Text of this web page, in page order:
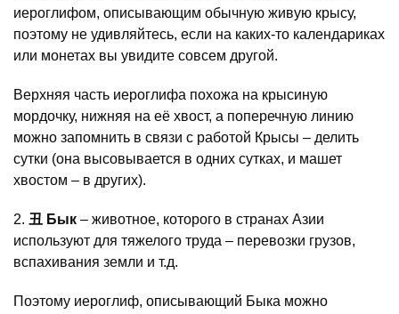
иероглифом, описывающим обычную живую крысу,
поэтому не удивляйтесь, если на каких-то календариках
или монетах вы увидите совсем другой.
Верхняя часть иероглифа похожа на крысиную
мордочку, нижняя на её хвост, а поперечную линию
можно запомнить в связи с работой Крысы – делить
сутки (она высовывается в одних сутках, и машет
хвостом – в других).
2. 丑 Бык – животное, которого в странах Азии
используют для тяжелого труда – перевозки грузов,
вспахивания земли и т.д.
Поэтому иероглиф, описывающий Быка можно